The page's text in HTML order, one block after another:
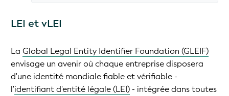
LEI et vLEI
La Global Legal Entity Identifier Foundation (GLEIF)
envisage un avenir où chaque entreprise disposera
d'une identité mondiale fiable et vérifiable -
l'identifiant d'entité légale (LEI) - intégrée dans toutes